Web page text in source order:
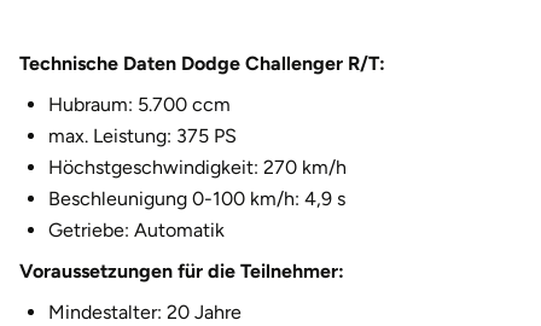
Technische Daten Dodge Challenger R/T:
Hubraum: 5.700 ccm
max. Leistung: 375 PS
Höchstgeschwindigkeit: 270 km/h
Beschleunigung 0-100 km/h: 4,9 s
Getriebe: Automatik
Voraussetzungen für die Teilnehmer:
Mindestalter: 20 Jahre
Heidenheim
Heilbronn
Heldburg